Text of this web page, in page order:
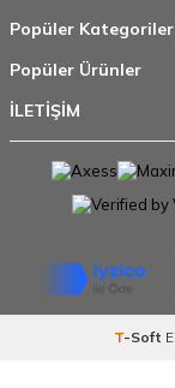
Popüler Kategoriler
Popüler Ürünler
İLETİŞİM
T-Soft